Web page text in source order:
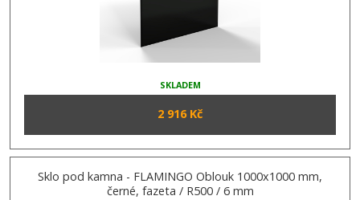
SKLADEM
2 916 Kč
Sklo pod kamna - FLAMINGO Oblouk 1000x1000 mm,
černé, fazeta / R500 / 6 mm